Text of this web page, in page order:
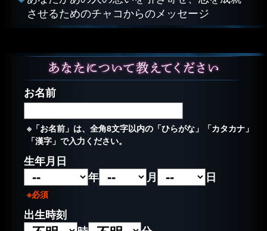
させるためのチャコからのメッセージ
お名前
※「お名前」は、全角8文字以内の「ひらがな」「カタカナ」
「漢字」で入力ください。
生年月日
年
月 日
※必須
出生時刻